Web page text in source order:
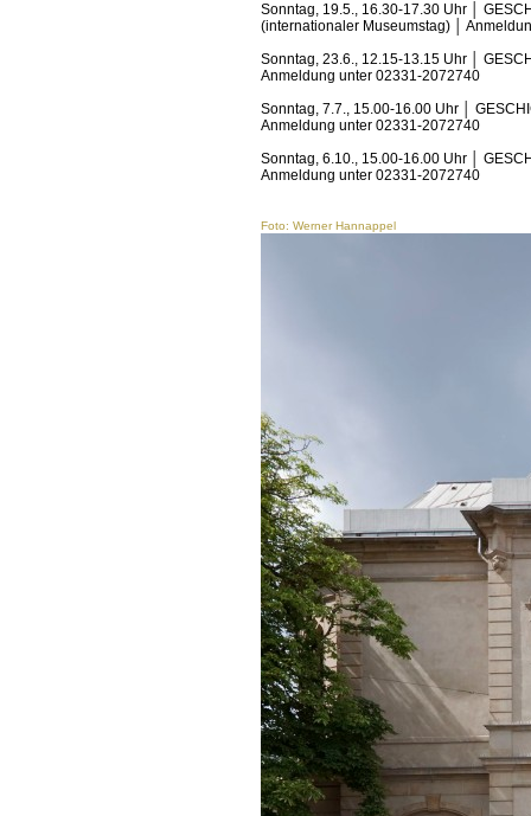
Sonntag, 19.5., 16.30-17.30 Uhr │
(internationaler Museumstag) │
Sonntag, 23.6., 12.15-13.15 Uhr │
Anmeldung unter 02331-2072740
Sonntag, 7.7., 15.00-16.00 Uhr │
Anmeldung unter 02331-2072740
Sonntag, 6.10., 15.00-16.00 Uhr │
Anmeldung unter 02331-2072740
Foto: Werner Hannappel